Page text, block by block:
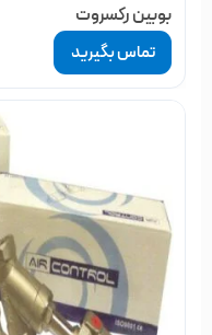
بوبین رکسروت
تماس بگیرید